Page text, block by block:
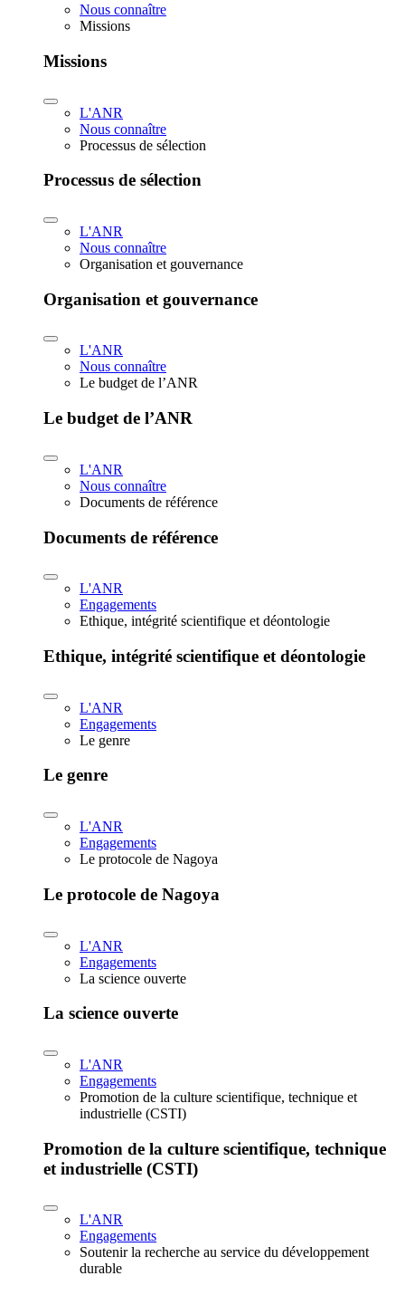
Nous connaître
Missions
Missions
L'ANR
Nous connaître
Processus de sélection
Processus de sélection
L'ANR
Nous connaître
Organisation et gouvernance
Organisation et gouvernance
L'ANR
Nous connaître
Le budget de l’ANR
Le budget de l’ANR
L'ANR
Nous connaître
Documents de référence
Documents de référence
L'ANR
Engagements
Ethique, intégrité scientifique et déontologie
Ethique, intégrité scientifique et déontologie
L'ANR
Engagements
Le genre
Le genre
L'ANR
Engagements
Le protocole de Nagoya
Le protocole de Nagoya
L'ANR
Engagements
La science ouverte
La science ouverte
L'ANR
Engagements
Promotion de la culture scientifique, technique et
industrielle (CSTI)
Promotion de la culture scientifique, technique
et industrielle (CSTI)
L'ANR
Engagements
Soutenir la recherche au service du développement
durable